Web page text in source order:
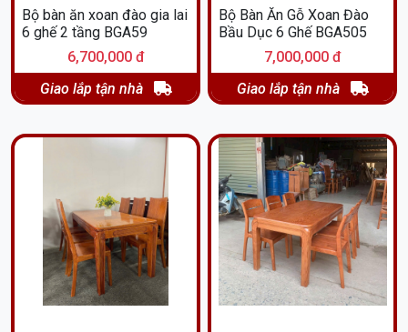
Bộ bàn ăn xoan đào gia lai
6 ghế 2 tầng BGA59
6,700,000 đ
Giao lắp tận nhà
Bộ Bàn Ăn Gỗ Xoan Đào
Bầu Dục 6 Ghế BGA505
7,000,000 đ
Giao lắp tận nhà